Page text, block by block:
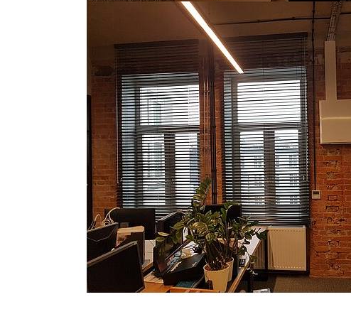
Show larger version